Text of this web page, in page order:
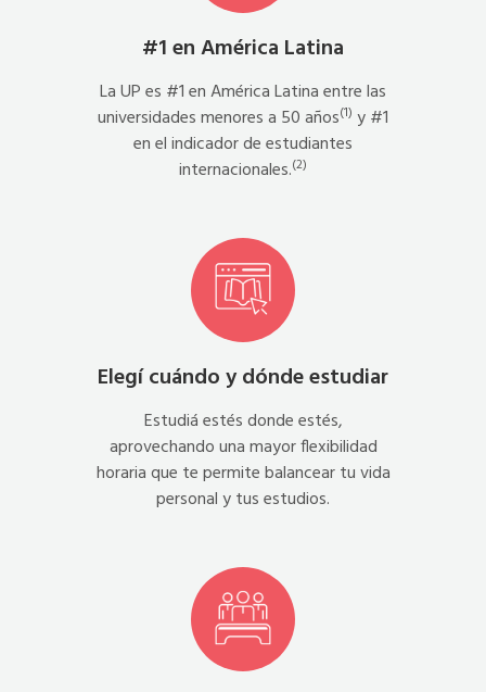
#1 en América Latina
La UP es #1 en América Latina entre las
universidades menores a 50 años(1) y #1
en el indicador de estudiantes
internacionales.(2)
Elegí cuándo y dónde estudiar
Estudiá estés donde estés,
aprovechando una mayor flexibilidad
horaria que te permite balancear tu vida
personal y tus estudios.